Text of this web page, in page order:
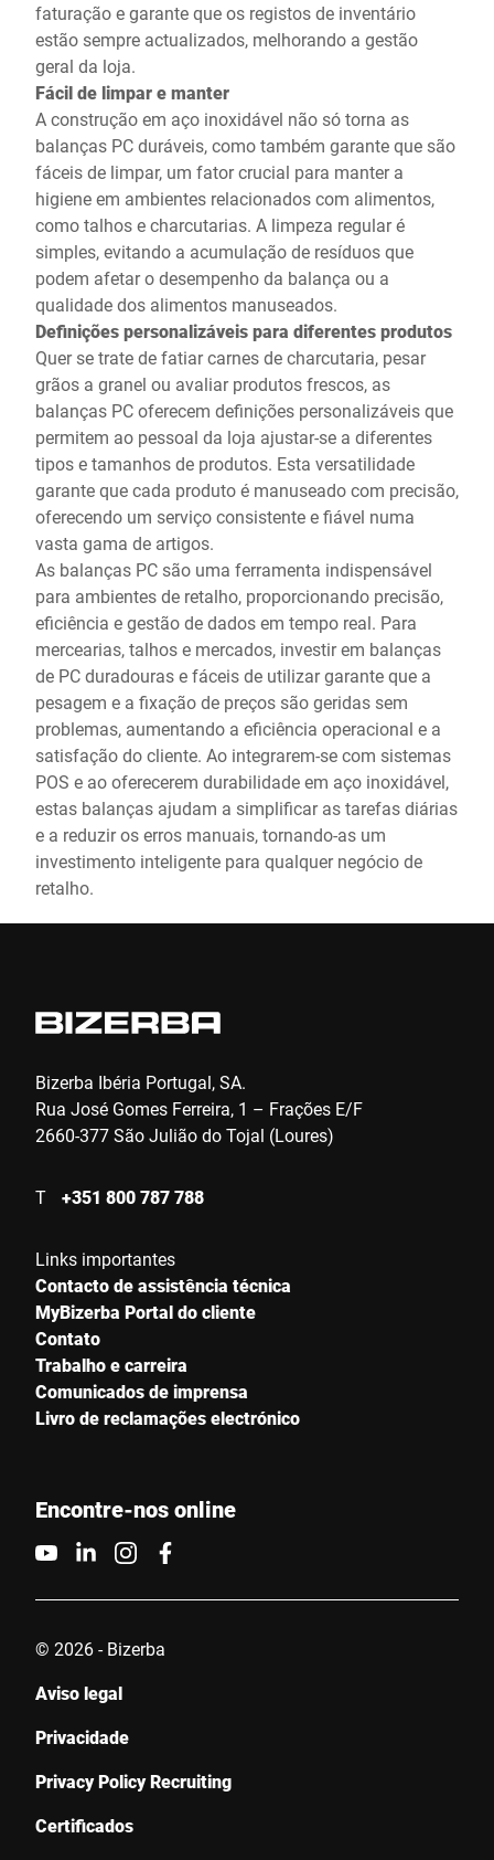
faturação e garante que os registos de inventário
estão sempre actualizados, melhorando a gestão
geral da loja.
Fácil de limpar e manter
A construção em aço inoxidável não só torna as
balanças PC duráveis, como também garante que são
fáceis de limpar, um fator crucial para manter a
higiene em ambientes relacionados com alimentos,
como talhos e charcutarias. A limpeza regular é
simples, evitando a acumulação de resíduos que
podem afetar o desempenho da balança ou a
qualidade dos alimentos manuseados.
Definições personalizáveis para diferentes produtos
Quer se trate de fatiar carnes de charcutaria, pesar
grãos a granel ou avaliar produtos frescos, as
balanças PC oferecem definições personalizáveis que
permitem ao pessoal da loja ajustar-se a diferentes
tipos e tamanhos de produtos. Esta versatilidade
garante que cada produto é manuseado com precisão,
oferecendo um serviço consistente e fiável numa
vasta gama de artigos.
As balanças PC são uma ferramenta indispensável
para ambientes de retalho, proporcionando precisão,
eficiência e gestão de dados em tempo real. Para
mercearias, talhos e mercados, investir em balanças
de PC duradouras e fáceis de utilizar garante que a
pesagem e a fixação de preços são geridas sem
problemas, aumentando a eficiência operacional e a
satisfação do cliente. Ao integrarem-se com sistemas
POS e ao oferecerem durabilidade em aço inoxidável,
estas balanças ajudam a simplificar as tarefas diárias
e a reduzir os erros manuais, tornando-as um
investimento inteligente para qualquer negócio de
retalho.
Bizerba Ibéria Portugal, SA.
Rua José Gomes Ferreira, 1 – Frações E/F
2660-377 São Julião do Tojal (Loures)
T +351 800 787 788
Links importantes
Contacto de assistência técnica
MyBizerba Portal do cliente
Contato
Trabalho e carreira
Comunicados de imprensa
Livro de reclamações electrónico
Encontre-nos online
© 2026 - Bizerba
Aviso legal
Privacidade
Privacy Policy Recruiting
Certificados